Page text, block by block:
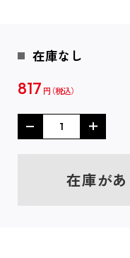
在庫なし
817 円
在庫が